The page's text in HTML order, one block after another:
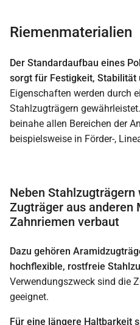
Riemenmaterialien
Der Standardaufbau eines
sorgt für Festigkeit, Stabilität
Eigenschaften werden durch
Stahlzugträgern
beinahe allen Bereichen der
beispielsweise in Förder-,
Neben Stahlzugträgern
Zugträger aus anderen
Zahnriemen verbaut
Dazu gehören
hochflexible, rostfreie
Verwendungszweck sind die
geeignet.
Für eine längere Haltbarkeit